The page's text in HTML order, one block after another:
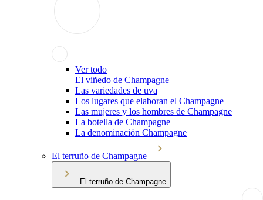
Ver todo
El viñedo de Champagne
Las variedades de uva
Los lugares que elaboran el Champagne
Las mujeres y los hombres de Champagne
La botella de Champagne
La denominación Champagne
El terruño de Champagne
El terruño de Champagne